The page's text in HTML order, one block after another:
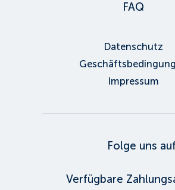
FAQ
Datenschutz
Impressum
Folge uns auf
Verfügbare